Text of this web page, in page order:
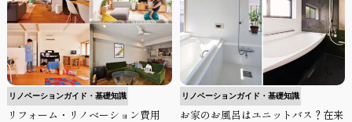
リノベーションガイド・基礎知識
リフォーム・リノベーション費用
リノベーションガイド・基礎知識
お家のお風呂はユニットバス？在来